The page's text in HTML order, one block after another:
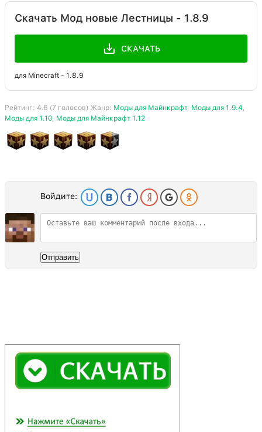
Скачать Мод новые Лестницы - 1.8.9
СКАЧАТЬ
для Minecraft - 1.8.9
Рейтинг: 4.6 (7 голосов) Жанр: Моды для Майнкрафт, Моды для 1.9.4,
Моды для 1.10, Моды для Майнкрафт 1.12
Войдите:
Отправить